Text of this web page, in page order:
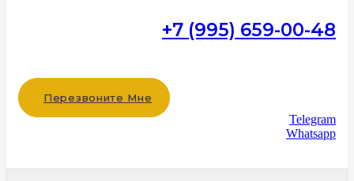
+7 (995) 659-00-48
Перезвоните Мне
Telegram
Whatsapp